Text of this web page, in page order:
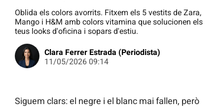
Oblida els colors avorrits. Fitxem els 5 vestits de Zara,
Mango i H&M amb colors vitamina que solucionen els
teus looks d'oficina i sopars d'estiu.
Clara Ferrer Estrada (Periodista)
11/05/2026 09:14
Siguem clars: el negre i el blanc mai fallen, però